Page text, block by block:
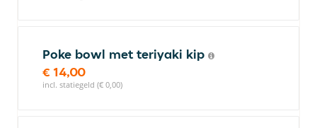
Poke bowl met teriyaki kip
€ 14,00
incl. statiegeld (€ 0,00)